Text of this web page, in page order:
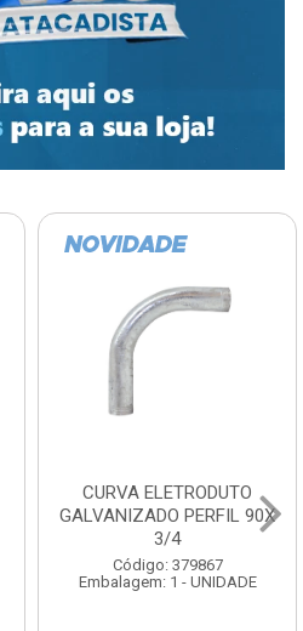
SOQUETE COM
FOTOCELULA EXATRON
COM SENSOR SPT0E27XC
Código: 379788
Embalagem: 1 - UNIDADE